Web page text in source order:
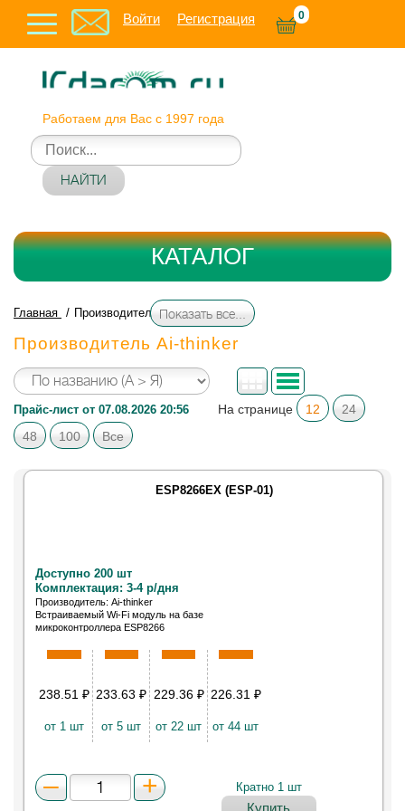
Войти Регистрация 0
Работаем для Вас с 1997 года
НАЙТИ
Главная Производитель Ai-thinker
Производитель Ai-thinker
Прайс-лист от 07.08.2026 20:56 На странице 12
24
48
100 Все
ESP8266EX (ESP-01)
Доступно 200 шт
Комплектация: 3-4 р/дня
Производитель: Ai-thinker
Встраиваемый Wi-Fi модуль на базе
микроконтроллера ESP8266
238.51 ₽
от 1 шт
233.63₽
от 5 шт
229.36 ₽
от 22 шт
226.31 ₽
от 44 шт
Кратно 1 шт
Купить
КАТАЛОГ
Показать все...